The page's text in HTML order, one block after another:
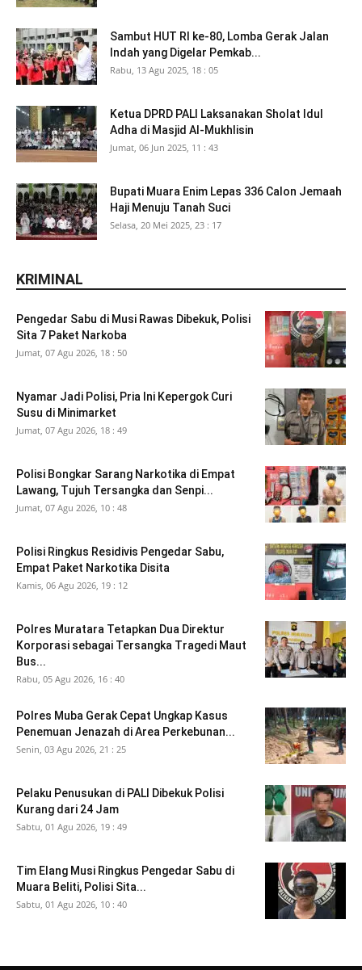
Sambut HUT RI ke-80, Lomba Gerak Jalan
Indah yang Digelar Pemkab...
Rabu, 13 Agu 2025, 18 : 05
Ketua DPRD PALI Laksanakan Sholat Idul
Adha di Masjid Al-Mukhlisin
Jumat, 06 Jun 2025, 11 : 43
Bupati Muara Enim Lepas 336 Calon Jemaah
Haji Menuju Tanah Suci
Selasa, 20 Mei 2025, 23 : 17
KRIMINAL
Pengedar Sabu di Musi Rawas Dibekuk, Polisi
Sita 7 Paket Narkoba
Jumat, 07 Agu 2026, 18 : 50
Nyamar Jadi Polisi, Pria Ini Kepergok Curi
Susu di Minimarket
Jumat, 07 Agu 2026, 18 : 49
Polisi Bongkar Sarang Narkotika di Empat
Lawang, Tujuh Tersangka dan Senpi...
Jumat, 07 Agu 2026, 10 : 48
Polisi Ringkus Residivis Pengedar Sabu,
Empat Paket Narkotika Disita
Kamis, 06 Agu 2026, 19 : 12
Polres Muratara Tetapkan Dua Direktur
Korporasi sebagai Tersangka Tragedi Maut
Bus...
Rabu, 05 Agu 2026, 16 : 40
Polres Muba Gerak Cepat Ungkap Kasus
Penemuan Jenazah di Area Perkebunan...
Senin, 03 Agu 2026, 21 : 25
Pelaku Penusukan di PALI Dibekuk Polisi
Kurang dari 24 Jam
Sabtu, 01 Agu 2026, 19 : 49
Tim Elang Musi Ringkus Pengedar Sabu di
Muara Beliti, Polisi Sita...
Sabtu, 01 Agu 2026, 10 : 40